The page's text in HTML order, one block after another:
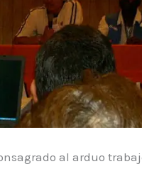
al arduo